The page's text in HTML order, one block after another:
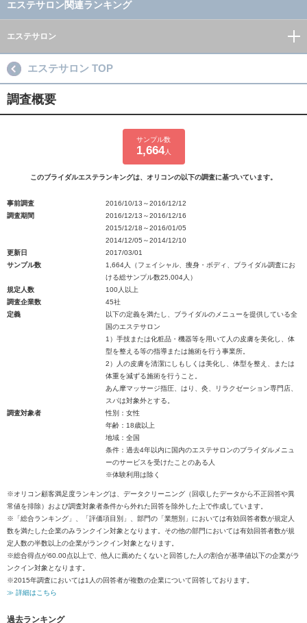
エステサロン関連ランキング
エステサロン
エステサロン TOP
調査概要
サンプル数
1,664人
このブライダルエステランキングは、オリコンの以下の調査に基づいています。
事前調査
2016/10/13～2016/12/12
調査期間
2016/12/13～2016/12/16
2015/12/18～2016/01/05
2014/12/05～2014/12/10
更新日
2017/03/01
サンプル数
1,664人（フェイシャル、痩身・ボディ、ブライダル調査にお
ける総サンプル数25,004人）
規定人数
100人以上
調査企業数
45社
定義
以下の定義を満たし、ブライダルのメニューを提供している全
国のエステサロン
1）手技または化粧品・機器等を用いて人の皮膚を美化し、体
型を整える等の指導または施術を行う事業所。
2）人の皮膚を清潔にしもしくは美化し、体型を整え、または
体重を減ずる施術を行うこと。
あん摩マッサージ指圧、はり、灸、リラクゼーション専門店、
スパは対象外とする。
調査対象者
性別：女性
年齢：18歳以上
地域：全国
条件：過去4年以内に国内のエステサロンのブライダルメニュ
ーのサービスを受けたことのある人
※体験利用は除く
※オリコン顧客満足度ランキングは、データクリーニング（回収したデータから不正回答や異
常値を排除）および調査対象者条件から外れた回答を除外した上で作成しています。
※「総合ランキング」、「評価項目別」、部門の「業態別」においては有効回答者数が規定人
数を満たした企業のみランクイン対象となります。その他の部門においては有効回答者数が規
定人数の半数以上の企業がランクイン対象となります。
※総合得点が60.00点以上で、他人に薦めたくないと回答した人の割合が基準値以下の企業がラ
ンクイン対象となります。
※2015年調査においては1人の回答者が複数の企業について回答しております。
≫ 詳細はこちら
過去ランキング